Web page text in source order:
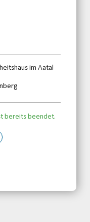
im Aatal
bereits beendet.